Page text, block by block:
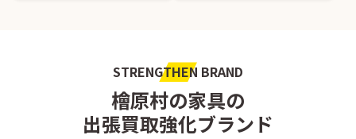
STRENGTHEN BRAND
檜原村の家具の
出張買取強化ブランド